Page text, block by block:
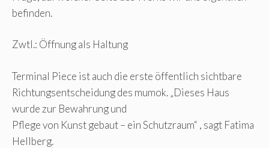
befinden.
Zwtl.: Öffnung als Haltung
Terminal Piece ist auch die erste öffentlich sichtbare
Richtungsentscheidung des mumok. „Dieses Haus
wurde zur Bewahrung und
Pflege von Kunst gebaut – ein Schutzraum“ , sagt Fatima
Hellberg.